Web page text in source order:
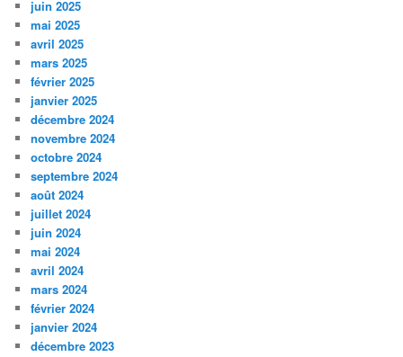
juin 2025
mai 2025
avril 2025
mars 2025
février 2025
janvier 2025
décembre 2024
novembre 2024
octobre 2024
septembre 2024
août 2024
juillet 2024
juin 2024
mai 2024
avril 2024
mars 2024
février 2024
janvier 2024
décembre 2023